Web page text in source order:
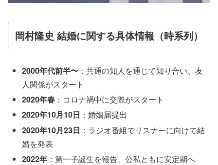
岡村隆史 結婚に関する具体情報（時系列）
2000年代前半〜 ：共通の知人を通じて知り合い、友
人関係がスタート
2020年春 ：コロナ禍中に交際がスタート
2020年10月10日 ：婚姻届提出
2020年10月23日 ：ラジオ番組でリスナーに向けて結
婚を発表
2022年 ：第一子誕生を報告、公私ともに安定期へ